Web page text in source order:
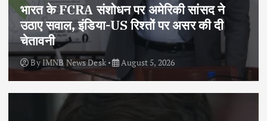
भारत के FCRA संशोधन पर अमेरिकी सांसद ने
उठाए सवाल, इंडिया-US रिश्तों पर असर की दी
चेतावनी
ByIMNB News Desk August 5, 2026